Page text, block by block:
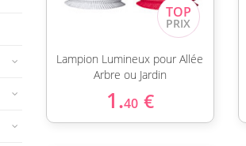
Lampion Lumineux pour Allée
Arbre ou Jardin
1.40 €